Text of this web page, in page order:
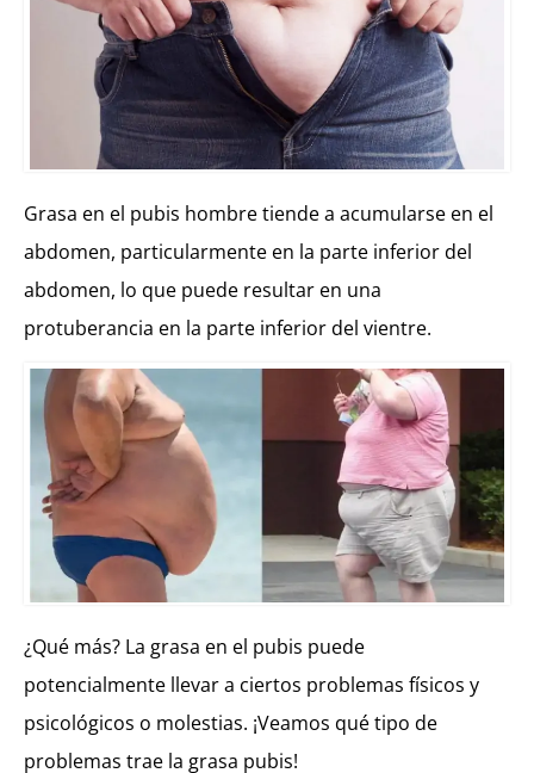
Grasa en el pubis hombre tiende a acumularse en el
abdomen, particularmente en la parte inferior del
abdomen, lo que puede resultar en una
protuberancia en la parte inferior del vientre.
¿Qué más? La grasa en el pubis puede
potencialmente llevar a ciertos problemas físicos y
psicológicos o molestias. ¡Veamos qué tipo de
problemas trae la grasa pubis!